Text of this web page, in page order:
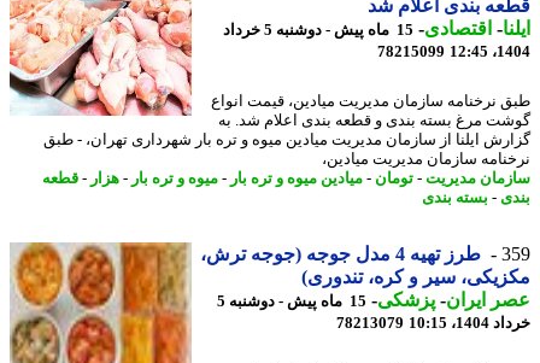
بندی اعلام شد
-اقتصادی-
15 ماه پیش - دوشنبه 5 خرداد
78215099
نرخنامه سازمان مدیریت میادین، قیمت انواع
مرغ بسته بندی و قطعه بندی اعلام شد. به
ایلنا از سازمان مدیریت میادین میوه و تره بار شهرداری تهران، - طبق
سازمان مدیریت میادین،
مدیریت-تومان-میادین میوه و تره بار - میوه و تره بار - هزار - قطعه
-بسته بندی
طرز تهیه 4 مدل جوجه (جوجه ترش،
سیر و کره، تندوری)
ایران- پزشکی-
15 ماه پیش - دوشنبه 5
10:15
78213079